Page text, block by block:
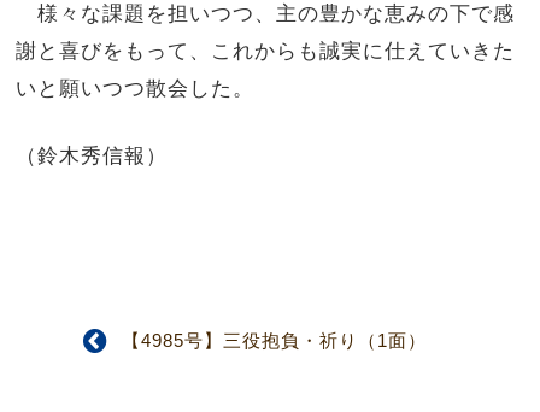
様々な課題を担いつつ、主の豊かな恵みの下で感
謝と喜びをもって、これからも誠実に仕えていきた
いと願いつつ散会した。
（鈴木秀信報）
【4985号】三役抱負・祈り（1面）